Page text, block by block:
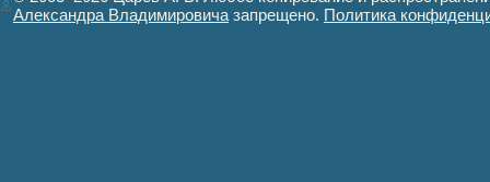
Александра Владимировича запрещено. Политика
Авторизация